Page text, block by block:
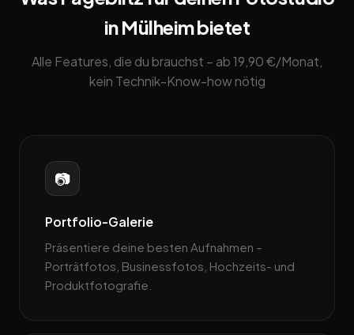
in Mülheim bietet
Alle Features, die du brauchst – ab 19,90 €/Monat,
kein Technik-Know-how nötig
📷
Portfolio-Galerie
Präsentiere deine besten Aufnahmen –
Porträtfotos, Businessfotos, Hochzeits- und
Produktfotografie.